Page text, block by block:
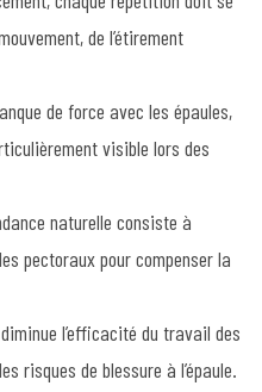
de l’étirement
de force avec les épaules,
visible lors des
naturelle consiste à
pectoraux pour compenser la
l’efficacité du travail des
risques de blessure à l’épaule.